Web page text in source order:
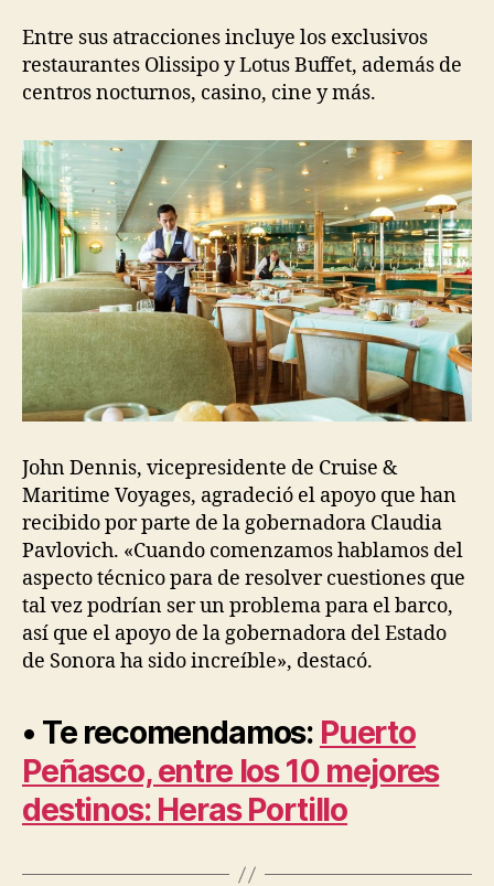
Entre sus atracciones incluye los exclusivos
restaurantes Olissipo y Lotus Buffet, además de
centros nocturnos, casino, cine y más.
John Dennis, vicepresidente de Cruise &
Maritime Voyages, agradeció el apoyo que han
recibido por parte de la gobernadora Claudia
Pavlovich. «Cuando comenzamos hablamos del
aspecto técnico para de resolver cuestiones que
tal vez podrían ser un problema para el barco,
así que el apoyo de la gobernadora del Estado
de Sonora ha sido increíble», destacó.
• Te recomendamos: Puerto
Peñasco, entre los 10 mejores
destinos: Heras Portillo